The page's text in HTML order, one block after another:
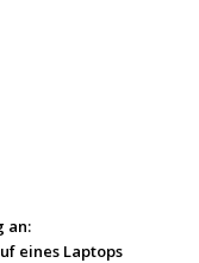
an:
eines Laptops